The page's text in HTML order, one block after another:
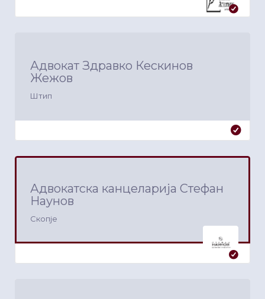
Адвокат Здравко Кескинов
Жежов
Штип
Адвокатска канцеларија Стефан
Наунов
Скопје